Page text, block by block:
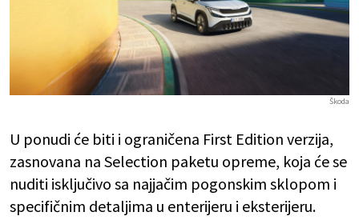
Škoda
U ponudi će biti i ograničena First Edition verzija,
zasnovana na Selection paketu opreme, koja će se
nuditi isključivo sa najjačim pogonskim sklopom i
specifičnim detaljima u enterijeru i eksterijeru.